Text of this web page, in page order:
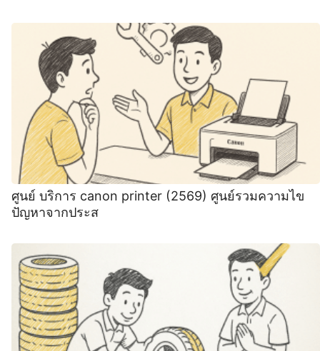
ศูนย์ บริการ canon printer (2569) ศูนย์รวมความไข
ปัญหาจากประส